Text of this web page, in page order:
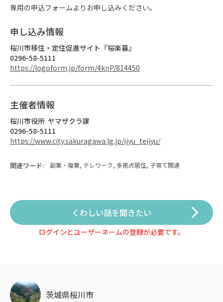
専用の申込フォームよりお申し込みください。
申し込み情報
桜川市移住・定住促進サイト『桜楽暮』
0296-58-5111
https://logoform.jp/form/4knP/814450
主催者情報
桜川市役所  ヤマザクラ課
0296-58-5111
https://www.city.sakuragawa.lg.jp/ijyu_teijyu/
関連ワード: 副業・複業, テレワーク, 多拠点居住, 子育て関連
くわしい話を聞きたい
ログインとユーザーネームの登録が必要です。
茨城県桜川市